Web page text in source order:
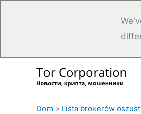
Dom Lista brokerów